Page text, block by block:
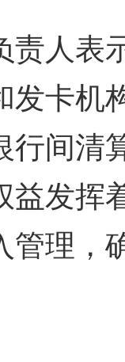
人表
发卡机
行间清
益发挥
管理，